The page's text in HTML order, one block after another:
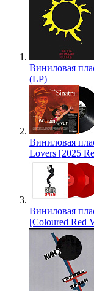
Виниловая
(LP)
Виниловая
Lovers [2025
Виниловая
[Coloured Red